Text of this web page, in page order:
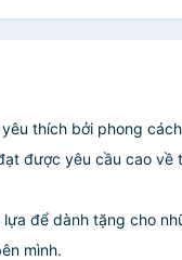
thích bởi phong
được yêu cầu cao về
để dành tặng cho
mình.